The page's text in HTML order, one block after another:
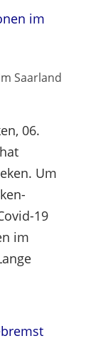
Saarland
06.
Um
19
im